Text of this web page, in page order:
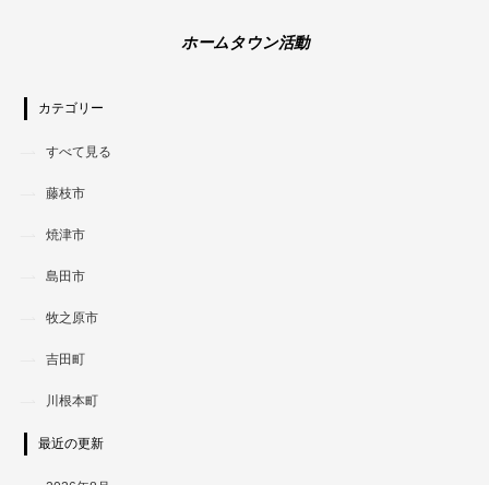
ホームタウン活動
カテゴリー
すべて見る
藤枝市
焼津市
島田市
牧之原市
吉田町
川根本町
最近の更新